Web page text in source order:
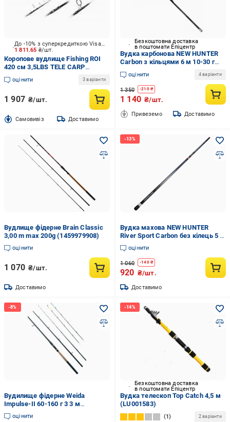
1 811.65 ₴/шт.
До -10% з суперкредиткою Visa Вигода
Коропове вудлище Fishing ROI
420 см 3,5LBS TELE CARP
CANNON FR
оцінити 3 варіанти
1 907 ₴/шт.
Cамовивіз Доставимо
Безкоштовна доставка
в поштомати Епіцентр
Вудка карбонова NEW HUNTER
Carbon з кільцями 6 м 10-30 г
(GL5869)
оцінити 4 варіанти
1 350 -210₴
1 140 ₴/шт.
Привеземо Доставимо
Вудлище фідерне Brain Classic
3,00 m max 200g (1459979908)
оцінити
1 070 ₴/шт.
Доставимо
Вудка махова NEW HUNTER
River Sport Carbon без кілець 5 м
10-30 г (GL8220)
оцінити
1 060 -140₴
920 ₴/шт.
Доставимо
Вудилище фідерне Weida
Impulse-II 60-160 г 3 3 м
(2207267163)
оцінити
Безкоштовна доставка
в поштомати Епіцентр
Вудка телескоп Top Catch 4,5 м
(LU001583)
1 2 варіанти